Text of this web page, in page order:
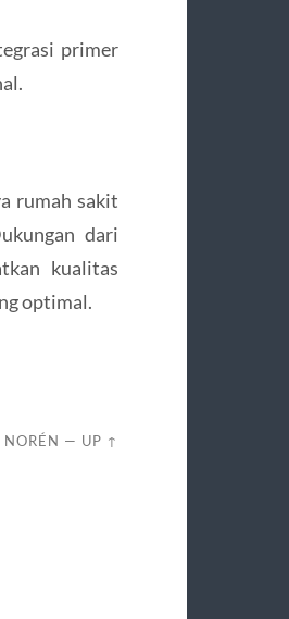
primer
rumah sakit
dari
kualitas
optimal.
— UP ↑